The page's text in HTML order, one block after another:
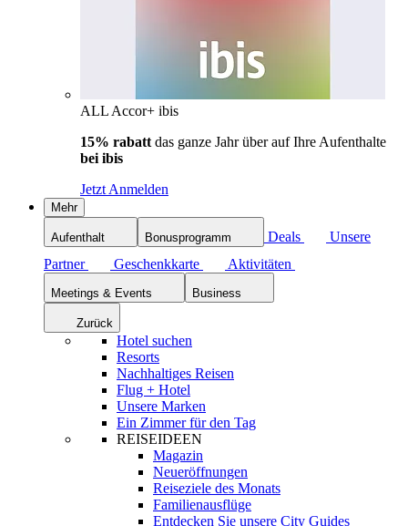
ALL Accor+ ibis
15% rabatt das ganze Jahr über auf Ihre Aufenthalte
bei ibis
Jetzt Anmelden
Mehr
Aufenthalt Bonusprogramm Deals
Unsere
Partner
Geschenkkarte Aktivitäten
Meetings & Events Business
Zurück
Hotel suchen
Resorts
Nachhaltiges Reisen
Flug + Hotel
Unsere Marken
Ein Zimmer für den Tag
REISEIDEEN
Magazin
Neueröffnungen
Reiseziele des Monats
Familienausflüge
Entdecken Sie unsere City Guides